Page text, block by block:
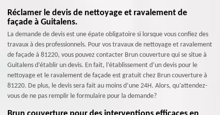
Réclamer le devis de nettoyage et ravalement de
façade à Guitalens.
La demande de devis est une épate obligatoire si lorsque vous confiez des
travaux à des professionnels. Pour vos travaux de nettoyage et ravalement
de façade à 81220, vous pouvez contacter Brun couverture qui se situe à
Guitalens d’établir un devis. En fait, l’établissement d’un devis pour le
nettoyage et le ravalement de façade est gratuit chez Brun couverture à
81220. De plus, le devis sera fait au moins d’une 24H. Alors, qu’attendez-
vous de ne pas remplir le formulaire pour la demande?